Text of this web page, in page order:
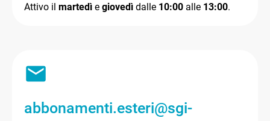
Attivo il martedì e giovedì dalle 10:00 alle 13:00.
abbonamenti.esteri@sgi-